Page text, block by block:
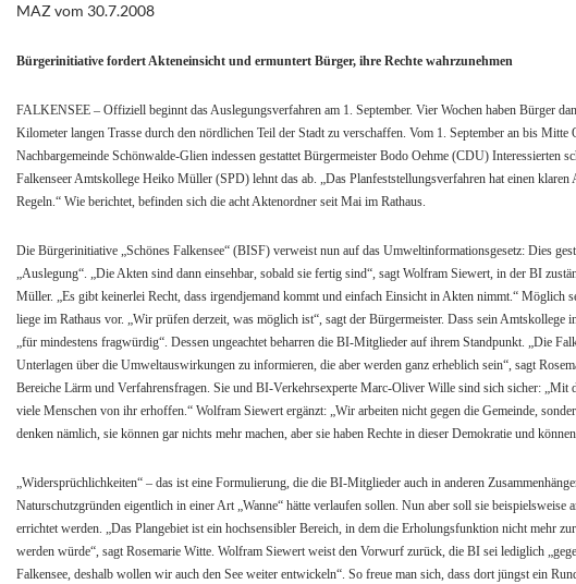
MAZ vom 30.7.2008
Bürgerinitiative fordert Akteneinsicht und ermuntert Bürger, ihre Rechte wahrzunehmen
FALKENSEE – Offiziell beginnt das Auslegungsverfahren am 1. September. Vier Wochen haben Bürger
Kilometer langen Trasse durch den nördlichen Teil der Stadt zu verschaffen. Vom 1. September an bis
Nachbargemeinde Schönwalde-Glien indessen gestattet Bürgermeister Bodo Oehme (CDU) Interessierten
Falkenseer Amtskollege Heiko Müller (SPD) lehnt das ab. „Das Planfeststellungsverfahren hat einen
Regeln.“ Wie berichtet, befinden sich die acht Aktenordner seit Mai im Rathaus.
Die Bürgerinitiative „Schönes Falkensee“ (BISF) verweist nun auf das Umweltinformationsgesetz: Dies
„Auslegung“. „Die Akten sind dann einsehbar, sobald sie fertig sind“, sagt Wolfram Siewert, in der BI
Müller. „Es gibt keinerlei Recht, dass irgendjemand kommt und einfach Einsicht in Akten nimmt.“ Möglich
liege im Rathaus vor. „Wir prüfen derzeit, was möglich ist“, sagt der Bürgermeister. Dass sein Amtskollege
„für mindestens fragwürdig“. Dessen ungeachtet beharren die BI-Mitglieder auf ihrem Standpunkt. „Die
Unterlagen über die Umweltauswirkungen zu informieren, die aber werden ganz erheblich sein“, sagt
Bereiche Lärm und Verfahrensfragen. Sie und BI-Verkehrsexperte Marc-Oliver Wille sind sich sicher: „Mit
viele Menschen von ihr erhoffen.“ Wolfram Siewert ergänzt: „Wir arbeiten nicht gegen die Gemeinde,
denken nämlich, sie können gar nichts mehr machen, aber sie haben Rechte in dieser Demokratie und
„Widersprüchlichkeiten“ – das ist eine Formulierung, die die BI-Mitglieder auch in anderen
Naturschutzgründen eigentlich in einer Art „Wanne“ hätte verlaufen sollen. Nun aber soll sie beispielsweise
errichtet werden. „Das Plangebiet ist ein hochsensibler Bereich, in dem die Erholungsfunktion nicht mehr
werden würde“, sagt Rosemarie Witte. Wolfram Siewert weist den Vorwurf zurück, die BI sei lediglich
Falkensee, deshalb wollen wir auch den See weiter entwickeln“. So freue man sich, dass dort jüngst ein